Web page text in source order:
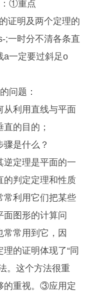
①重点
证明及两个定理的
;一时分不清各条直
a一定要过斜足o
问题：
利用直线与平面
的目的；
是什么？
定理是平面的一
的判定定理和性质
常利用它们把某些
面图形的计算问
常常用到它，因
的证明体现了“同
。这个方法很重
的重视。③应用定